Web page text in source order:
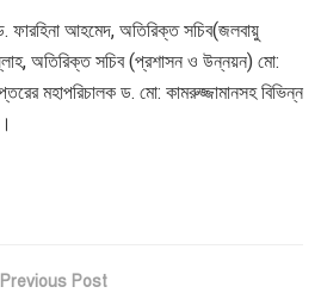
ফারহিনা আহমেদ, অতিরিক্ত সচিব(জলবায়ু
অতিরিক্ত সচিব (প্রশাসন ও উন্নয়ন) মো:
মহাপরিচালক ড. মো: কামরুজ্জামানসহ বিভিন্ন
Previous Post